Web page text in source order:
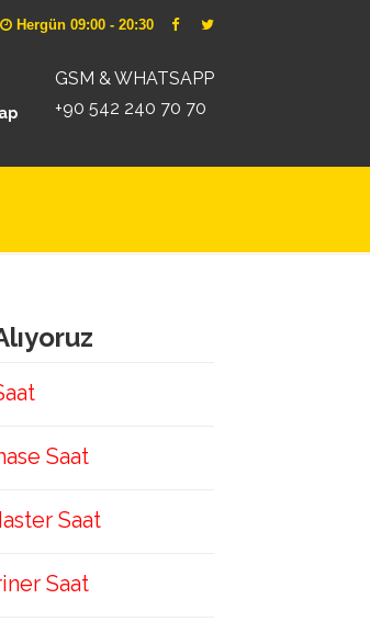
Hergün 09:00 - 20:30
GSM & WHATSAPP
+90 542 240 70 70
Saat
Saat
Saat